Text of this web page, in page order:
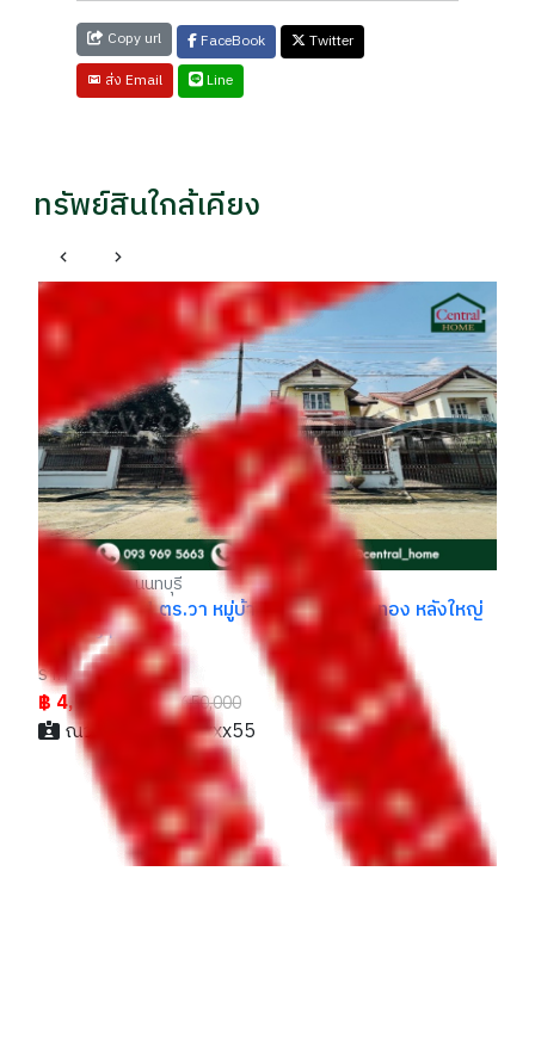
Copy url FaceBook
Twitter
ส่ง Email
Line
ทรัพย์สินใกล้เคียง
บางบัวทอง นนทบุรี
ทาวน์โฮม สัมมากร อเวนิว ชัยพฤกษ์ - วงแหวน ใกล้ MRT
คลองบางไผ่
ราคา
฿ 3,700,000
- / 029xxxx99